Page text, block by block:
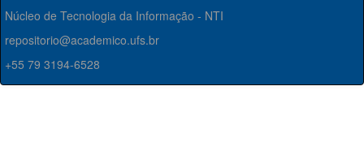
Núcleo de Tecnologia da Informação - NTI
repositorio@academico.ufs.br
+55 79 3194-6528